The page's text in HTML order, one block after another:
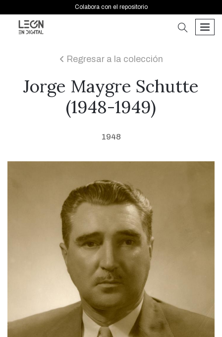
Colabora con el repositorio
buscar
icon
Regresar a la colección
Jorge Maygre Schutte
(1948-1949)
1948